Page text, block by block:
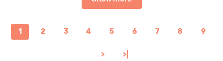
1 2 3 4 5 6 7 8 9
> >|